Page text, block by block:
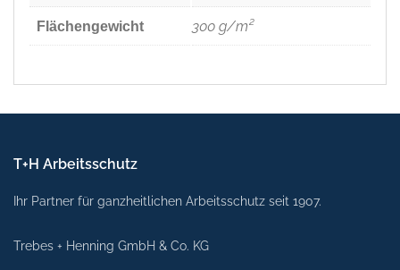
Flächengewicht 300 g/m²
T+H Arbeitsschutz
Ihr Partner für ganzheitlichen Arbeitsschutz seit 1907.
Trebes + Henning GmbH & Co. KG